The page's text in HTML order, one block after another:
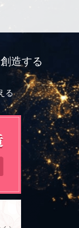
造する
る